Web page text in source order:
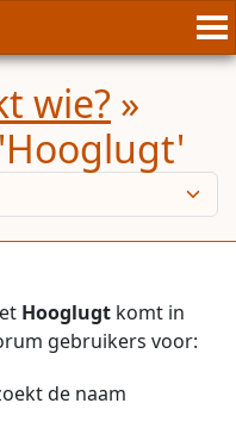
wie? »
Hooglugt komt in
gebruikers voor:
de naam